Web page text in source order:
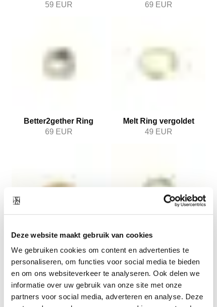
Deze website maakt gebruik van cookies
We gebruiken cookies om content en advertenties te
personaliseren, om functies voor social media te bieden
en om ons websiteverkeer te analyseren. Ook delen we
informatie over uw gebruik van onze site met onze
partners voor social media, adverteren en analyse. Deze
59 EUR
69 EUR
Better2gether Ring
69 EUR
Melt Ring vergoldet
49 EUR
Bouble Ring vergoldet
49EUR
Twine Ring vergoldet
49 EUR
1 2